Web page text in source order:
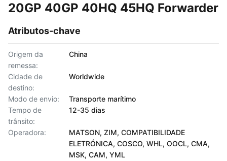
20GP 40GP 40HQ 45HQ Forwarder
Atributos-chave
Origem da
remessa:
China
Cidade de
destino:
Worldwide
Modo de envio:
Transporte marítimo
Tempo de
trânsito:
12-35 dias
Operadora:
MATSON, ZIM, COMPATIBILIDADE
ELETRÓNICA, COSCO, WHL, OOCL, CMA,
MSK, CAM, YML